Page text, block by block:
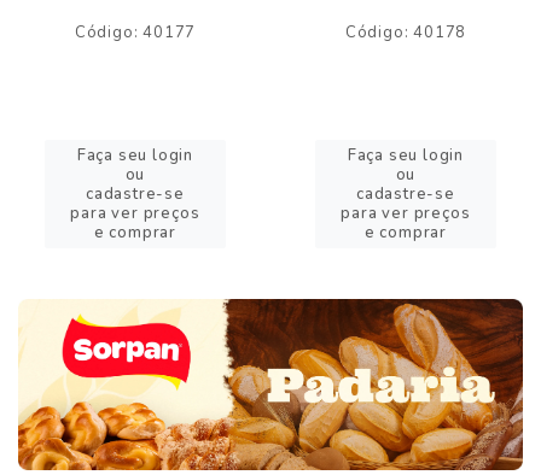
Código: 40177
Faça seu login
ou
cadastre-se
para ver preços
e comprar
Código: 40178
Faça seu login
ou
cadastre-se
para ver preços
e comprar